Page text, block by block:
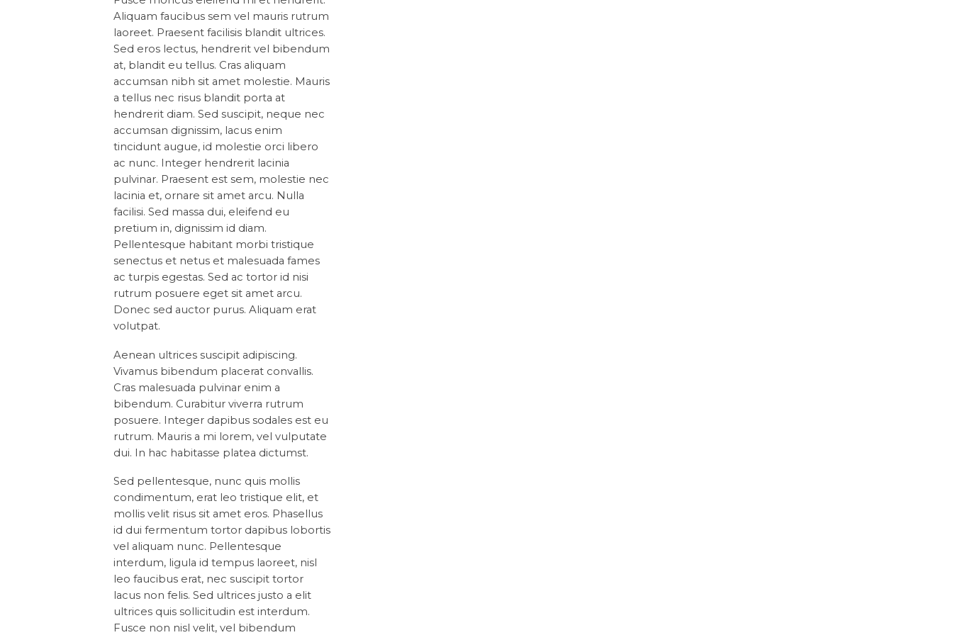
Aliquam faucibus sem vel mauris rutrum
laoreet. Praesent facilisis blandit ultrices.
Sed eros lectus, hendrerit vel bibendum
at, blandit eu tellus. Cras aliquam
accumsan nibh sit amet molestie. Mauris
a tellus nec risus blandit porta at
hendrerit diam. Sed suscipit, neque nec
accumsan dignissim, lacus enim
tincidunt augue, id molestie orci libero
ac nunc. Integer hendrerit lacinia
pulvinar. Praesent est sem, molestie nec
lacinia et, ornare sit amet arcu. Nulla
facilisi. Sed massa dui, eleifend eu
pretium in, dignissim id diam.
Pellentesque habitant morbi tristique
senectus et netus et malesuada fames
ac turpis egestas. Sed ac tortor id nisi
rutrum posuere eget sit amet arcu.
Donec sed auctor purus. Aliquam erat
volutpat.
Aenean ultrices suscipit adipiscing.
Vivamus bibendum placerat convallis.
Cras malesuada pulvinar enim a
bibendum. Curabitur viverra rutrum
posuere. Integer dapibus sodales est eu
rutrum. Mauris a mi lorem, vel vulputate
dui. In hac habitasse platea dictumst.
Sed pellentesque, nunc quis mollis
condimentum, erat leo tristique elit, et
mollis velit risus sit amet eros. Phasellus
id dui fermentum tortor dapibus lobortis
vel aliquam nunc. Pellentesque
interdum, ligula id tempus laoreet, nisl
leo faucibus erat, nec suscipit tortor
lacus non felis. Sed ultrices justo a elit
ultrices quis sollicitudin est interdum.
Fusce non nisl velit, vel bibendum